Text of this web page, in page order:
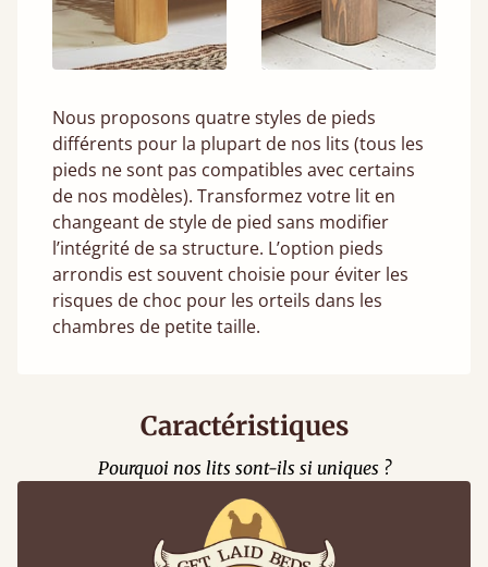
Nous proposons quatre styles de pieds
différents pour la plupart de nos lits (tous les
pieds ne sont pas compatibles avec certains
de nos modèles). Transformez votre lit en
changeant de style de pied sans modifier
l’intégrité de sa structure. L’option pieds
arrondis est souvent choisie pour éviter les
risques de choc pour les orteils dans les
chambres de petite taille.
Caractéristiques
Pourquoi nos lits sont-ils si uniques ?